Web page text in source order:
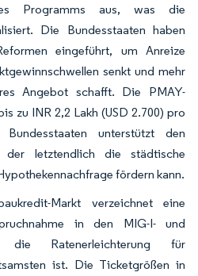
Programms aus, was die
Die Bundesstaaten haben
eingeführt, um Anreize
senkt und mehr
Angebot schafft. Die PMAY-
zu INR 2,2 Lakh (USD 2.700) pro
unterstützt den
der letztendlich die städtische
fördern kann.
Markt verzeichnet eine
in den MIG-I- und
die Ratenerleichterung für
ist. Die Ticketgrößen in